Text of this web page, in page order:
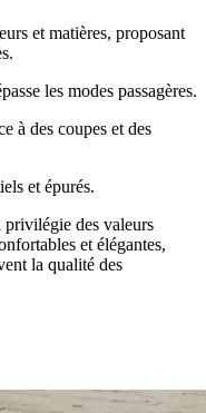
et matières, proposant
les modes passagères.
à des coupes et des
et épurés.
des valeurs
et élégantes,
la qualité des